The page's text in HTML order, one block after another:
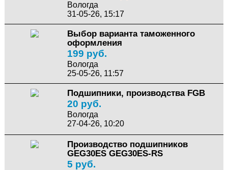
Вологда
31-05-26, 15:17
Выбор варианта таможенного
оформления
199 руб.
Вологда
25-05-26, 11:57
Подшипники, производства FGB
20 руб.
Вологда
27-04-26, 10:20
Производство подшипников
GEG30ES GEG30ES-RS
5 руб.